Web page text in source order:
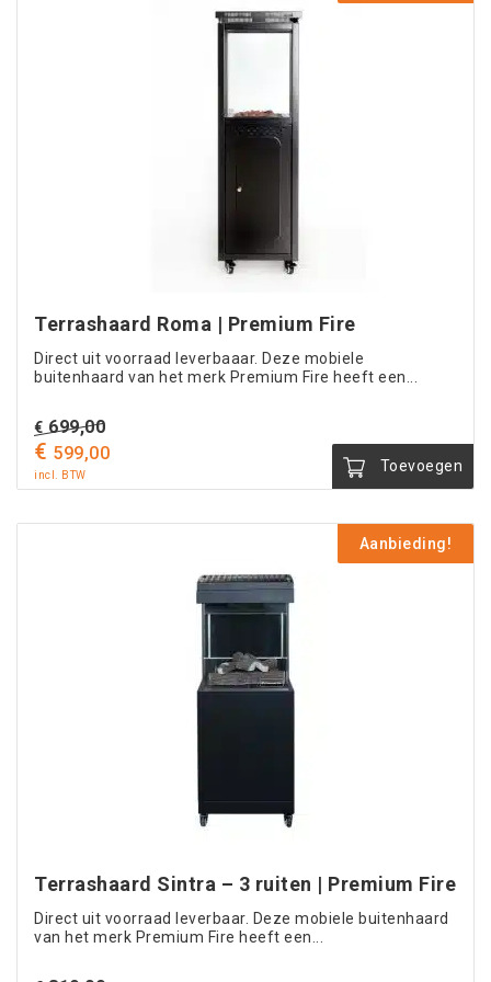
Terrashaard Roma | Premium Fire
Direct uit voorraad leverbaaar. Deze mobiele
buitenhaard van het merk Premium Fire heeft een...
€ 699,00Oorspronkelijke
prijs
€ 599,00Huidige
€ 599,00.
incl. BTW
Toevoegen
Aanbieding!
Terrashaard Sintra – 3 ruiten | Premium Fire
Direct uit voorraad leverbaar. Deze mobiele buitenhaard
van het merk Premium Fire heeft een...